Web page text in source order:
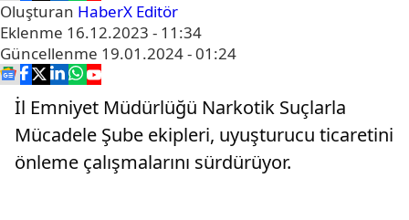
Oluşturan HaberX Editör
Eklenme 16.12.2023 - 11:34
Güncellenme 19.01.2024 - 01:24
İl Emniyet Müdürlüğü Narkotik Suçlarla
Mücadele Şube ekipleri, uyuşturucu ticaretini
önleme çalışmalarını sürdürüyor.